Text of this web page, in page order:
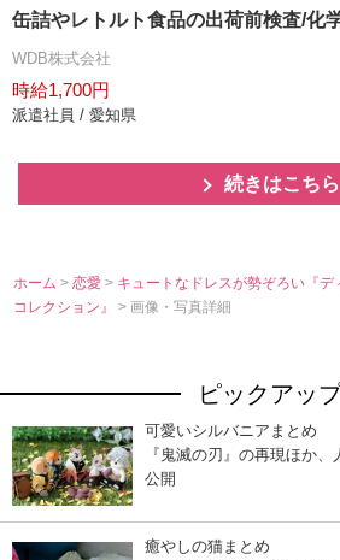
缶詰やレトルト食品の出荷前検査/化
WDB株式会社
時給1,700円
派遣社員 / 愛知県
続きはこちら
ホーム >恋愛> キュートなドレスが勢ぞろい『
コレクション』> 画像・写真詳細
ピックアッ
可愛いシルバニアまとめ
『鬼滅の刃』の再現ほか
公開
癒やしの猫まとめ